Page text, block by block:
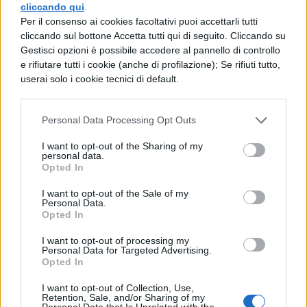
cliccando qui
Per il consenso ai cookies facoltativi puoi accettarli tutti
cliccando sul bottone Accetta tutti qui di seguito. Cliccando su
Gestisci opzioni è possibile accedere al pannello di controllo
e rifiutare tutti i cookie (anche di profilazione); Se rifiuti tutto,
userai solo i cookie tecnici di default.
Personal Data Processing Opt Outs
I want to opt-out of the Sharing of my
personal data.
Opted In
I want to opt-out of the Sale of my
Personal Data.
Opted In
I want to opt-out of processing my
Personal Data for Targeted Advertising.
Opted In
I want to opt-out of Collection, Use,
Retention, Sale, and/or Sharing of my
tutti gli altri casi, porta a termine le
operazioni con rapidità e successo. Infatti,
tutti i popoli dell'Aquitania inviarono a
Cesare emissari e gli consegnarono
cavalleria
parte per Narbona e incarica i legati di
Stanziò in Belgio quattro legioni
Vatinio; due le trasferì nelle terre degli Edui,